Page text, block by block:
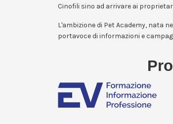
Cinofili sino ad arrivare ai
L'ambizione di Pet Academy, nata
portavoce di informazioni e